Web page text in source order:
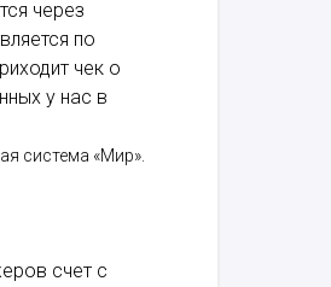
через
по
чек о
у нас в
система «Мир».
счет с